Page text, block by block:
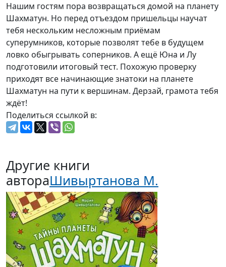
Нашим гостям пора возвращаться домой на планету
Шахматун. Но перед отъездом пришельцы научат
тебя нескольким несложным приёмам
суперумников, которые позволят тебе в будущем
ловко обыгрывать соперников. А ещё Юна и Лу
подготовили итоговый тест. Похожую проверку
приходят все начинающие знатоки на планете
Шахматун на пути к вершинам. Дерзай, грамота тебя
ждёт!
Поделиться ссылкой в:
Другие книги
автораШивыртанова М.